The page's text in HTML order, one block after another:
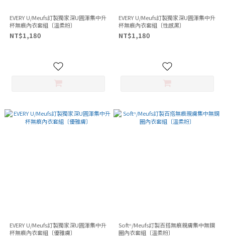
EVERY U/Meufs訂製獨家深U圓渾集中升
杯無痕內衣套組〔溫柔粉〕
NT$1,180
EVERY U/Meufs訂製獨家深U圓渾集中升
杯無痕內衣套組〔性感黑〕
NT$1,180
EVERY U/Meufs訂製獨家深U圓渾集中升
杯無痕內衣套組〔優雅膚〕
Softⁿ/Meufs訂製百搭無痕親膚集中無鋼
圈內衣套組〔溫柔粉〕